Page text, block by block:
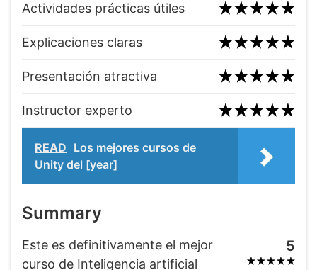
Actividades prácticas útiles
Explicaciones claras
Presentación atractiva
Instructor experto
READ Los mejores cursos de
Unity del [year]
Summary
Este es definitivamente el mejor
curso de Inteligencia artificial
5